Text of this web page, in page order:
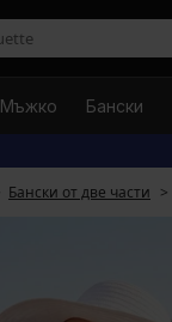
Мъжко Бански
Бански от две части